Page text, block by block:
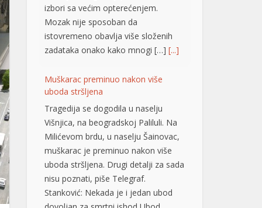
izbori sa većim opterećenjem.
Mozak nije sposoban da
istovremeno obavlja više složenih
zadataka onako kako mnogi […] [...]
Muškarac preminuo nakon više
uboda stršljena
Tragedija se dogodila u naselju
Višnjica, na beogradskoj Paliluli. Na
Milićevom brdu, u naselju Šainovac,
muškarac je preminuo nakon više
uboda stršljena. Drugi detalji za sada
nisu poznati, piše Telegraf.
Stanković: Nekada je i jedan ubod